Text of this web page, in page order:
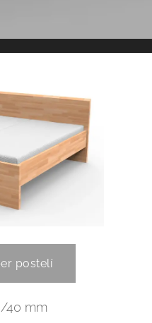
postelí
40 mm